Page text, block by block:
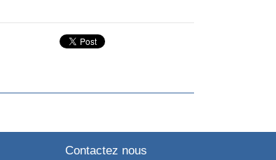
Contactez nous